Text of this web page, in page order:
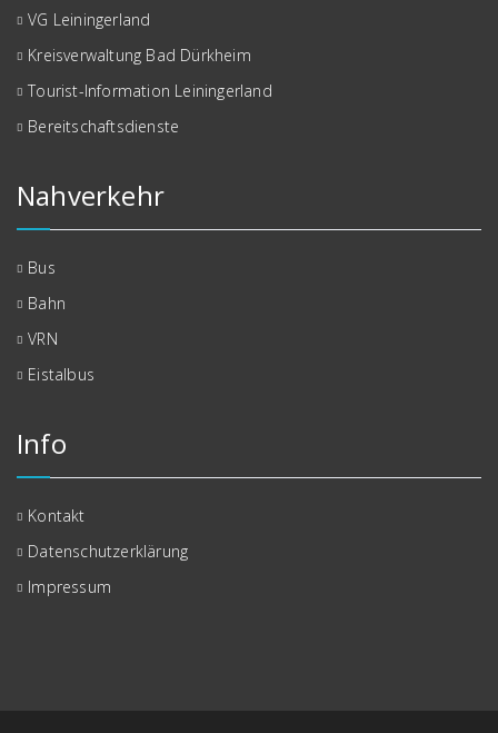
VG Leiningerland
Kreisverwaltung Bad Dürkheim
Tourist-Information Leiningerland
Bereitschaftsdienste
Nahverkehr
Bus
Bahn
VRN
Eistalbus
Info
Kontakt
Datenschutzerklärung
Impressum